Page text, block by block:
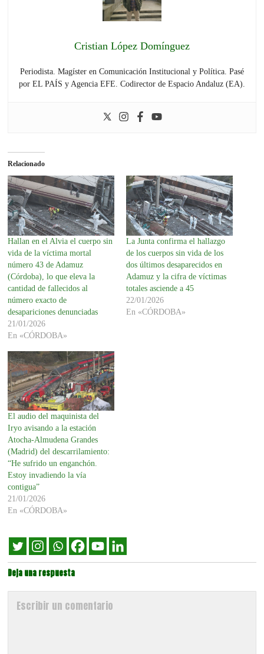
Cristian López Domínguez
Periodista. Magíster en Comunicación Institucional y Política. Pasé
por EL PAÍS y Agencia EFE. Codirector de Espacio Andaluz (EA).
Relacionado
Hallan en el Alvia el cuerpo sin
vida de la víctima mortal
número 43 de Adamuz
(Córdoba), lo que eleva la
cantidad de fallecidos al
número exacto de
desapariciones denunciadas
21/01/2026
En «CÓRDOBA»
La Junta confirma el hallazgo
de los cuerpos sin vida de los
dos últimos desaparecidos en
Adamuz y la cifra de víctimas
totales asciende a 45
22/01/2026
En «CÓRDOBA»
El audio del maquinista del
Iryo avisando a la estación
Atocha-Almudena Grandes
(Madrid) del descarrilamiento:
“He sufrido un enganchón.
Estoy invadiendo la vía
contigua”
21/01/2026
En «CÓRDOBA»
Deja una respuesta